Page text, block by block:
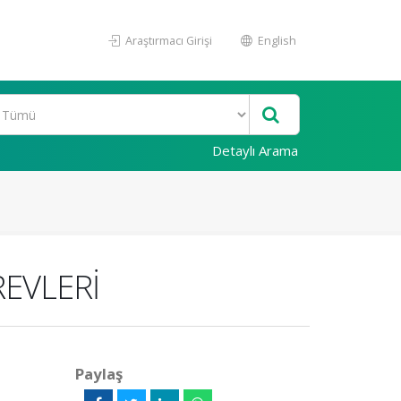
Araştırmacı Girişi English
Detaylı Arama
Paylaş